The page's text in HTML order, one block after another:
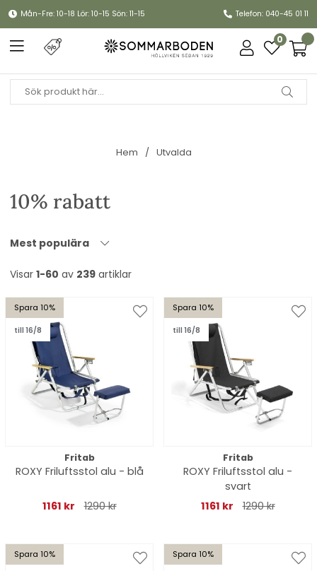
Mån-Fre: 10-18 Lör: 10-15 Sön: 11-15 Telefon: 040-45 01 11
0
Hem Utvalda
10% rabatt
Mest populära
Visar 1-60 av 239 artiklar
Spara 10%
till 16/8
Fritab
ROXY Friluftsstol alu - blå
1161 kr 1290 kr
Spara 10%
till 16/8
Fritab
ROXY Friluftsstol alu -
svart
1161 kr
1290 kr
Spara 10% Spara 10%